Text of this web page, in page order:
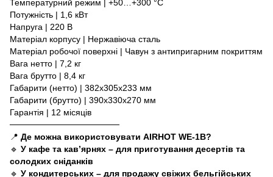
Температурний режим | +50…+300 °C
Потужність | 1,6 кВт
Напруга | 220 В
Матеріал корпусу | Нержавіюча сталь
Матеріал робочої поверхні | Чавун з антипригарним покриттям
Вага нетто | 7,2 кг
Вага брутто | 8,4 кг
Габарити (нетто) | 382x305x233 мм
Габарити (брутто) | 390x330x270 мм
Гарантія | 12 місяців
──────────────────
📍 Де можна використовувати AIRHOT WE-1B?
🔹 У кафе та кав’ярнях – для приготування десертів та
солодких сніданків
🔹 У кондитерських – для продажу свіжих бельгійських